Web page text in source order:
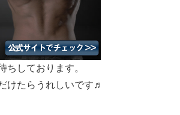
ちしております。
けたらうれしいです♬